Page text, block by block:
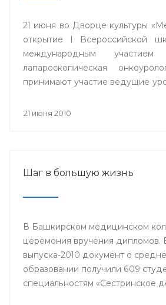
21 июня во Дворце культуры
открытие I Всероссийской
международным
лапароскопическая
принимают участие ведущие
21 июня 2010
Шаг в большую жизнь
В Башкирском медицинском
церемония вручения дипломов.
выпуска-2010 документ о
образовании получили 609
специальностям «Сестринское